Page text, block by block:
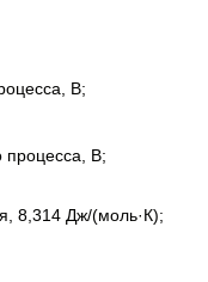
В;
процесса, В;
8,314 Дж/(моль·К);